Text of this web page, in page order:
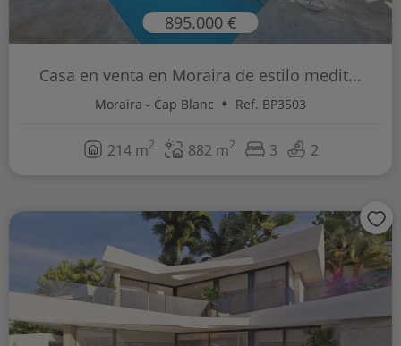
895.000 €
Casa en venta en Moraira de estilo medit...
Moraira - Cap Blanc Ref. BP3503
214 m2 882 m2 3 2